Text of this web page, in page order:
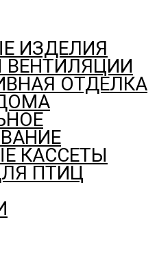
ИЗДЕЛИЯ
ОТДЕЛКА
КАССЕТЫ
ПТИЦ